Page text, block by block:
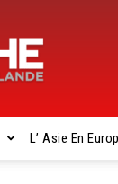
L’ Asie En